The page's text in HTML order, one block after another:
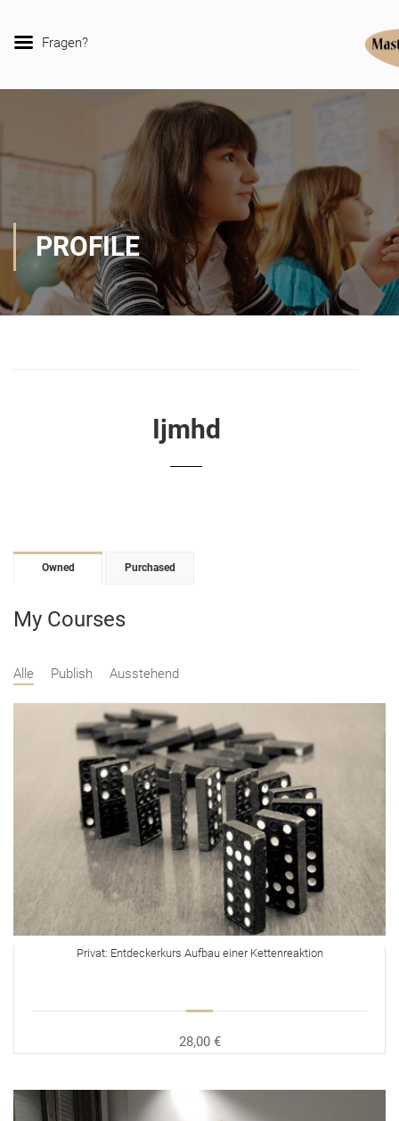
PROFILE
Ijmhd
Owned Purchased
My Courses
Alle Publish Ausstehend
Privat: Entdeckerkurs Aufbau einer Kettenreaktion
28,00 €
Fragen?